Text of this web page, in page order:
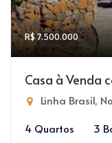
R$ 7.500.000
Casa à Venda
Linha Brasil,
4 Quartos
3